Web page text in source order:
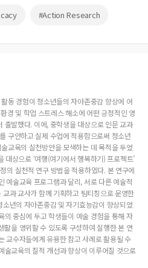
#Action Research
동 경험이 청소년들의 자아존중감 향상에 어
경 및 학업 스트레스 해소에 어떤 긍정적인 영
출발했다. 이에, 중학생을 대상으로 인문 교과
구안하고 실제 수업에 적용함으로써 청소년
교육의 실천방안을 모색하는 데 목적을 두었
대상으로 ‘여행(여기에서 행복하기) 프로젝트’
의 실천적 연구 방법을 적용하였다. 본 연구에
예술교육 프로그램과 달리, 서로 다른 예술적
과 교사가 함께 기획하고 팀티칭으로 운영한
년의 자아존중감 및 자기효능감이 향상되었
의 중심에 두고 학생들이 예술 경험을 통해 자
활을 영위할 수 있도록 구성하여 실행한 본 연
교수자들에게 유용한 참고 사례로 활용될 수
술교육의 질적 개선과 향상이 이루어질 것으로